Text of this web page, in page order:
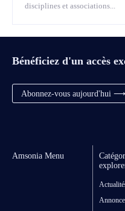
disciplines et associations...
Bénéficiez d'un accès
Abonnez-vous aujourd'hui ⟶
Amsonia Menu